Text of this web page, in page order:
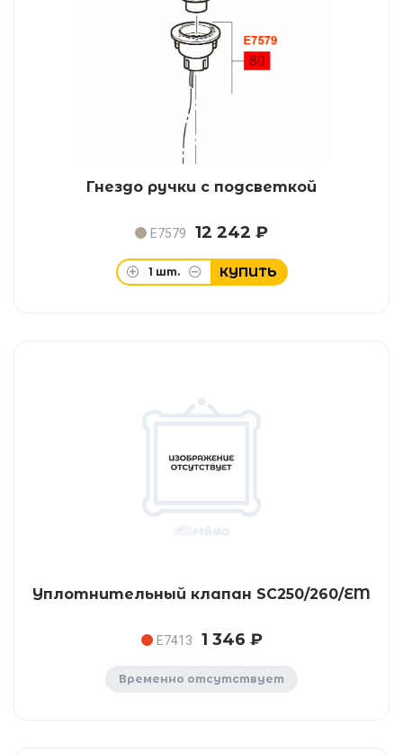
Гнездо ручки с подсветкой
E7579 12 242 ₽
1 шт. КУПИТЬ
Уплотнительный клапан SC250/260/EM
E7413 1 346 ₽
Временно отсутствует